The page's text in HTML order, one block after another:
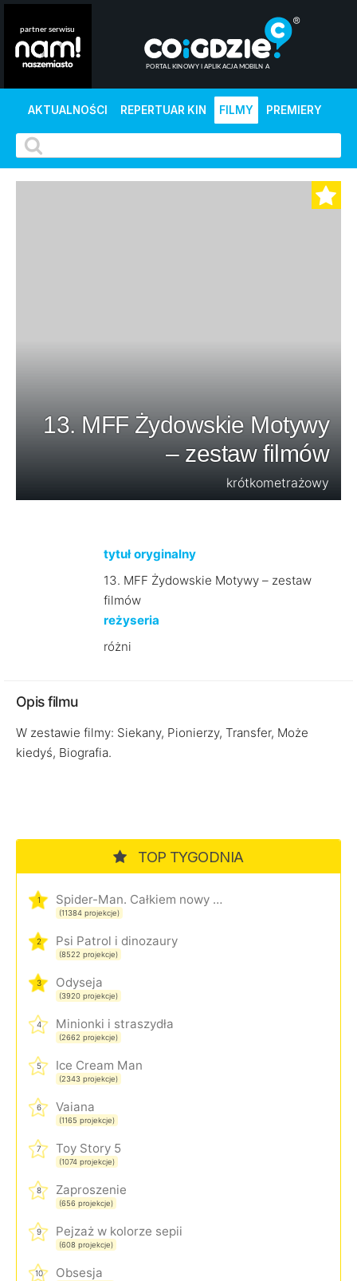
AKTUALNOŚCI REPERTUAR KIN FILMY PREMIERY
13. MFF Żydowskie Motywy
– zestaw filmów
krótkometrażowy
tytuł oryginalny
13. MFF Żydowskie Motywy – zestaw
filmów
reżyseria
różni
Opis filmu
W zestawie filmy: Siekany, Pionierzy, Transfer, Może
kiedyś, Biografia.
TOP TYGODNIA
1 Spider-Man. Całkiem nowy dzień
(11384 projekcje)
2 Psi Patrol i dinozaury
(8522 projekcje)
3 Odyseja
(3920 projekcje)
4 Minionki i straszydła
(2662 projekcje)
5 Ice Cream Man
(2343 projekcje)
6 Vaiana
(1165 projekcje)
7 Toy Story 5
(1074 projekcje)
8 Zaproszenie
(656 projekcje)
9 Pejzaż w kolorze sepii
(608 projekcje)
10 Obsesja